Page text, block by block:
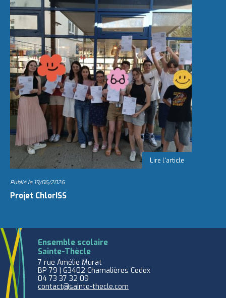
Publié le 19/06/2026
Projet ChlorISS
Ensemble scolaire
Sainte-Thècle
7 rue Amélie Murat
BP 79 | 63402 Chamalières Cedex
04 73 37 32 09
contact@sainte-thecle.com